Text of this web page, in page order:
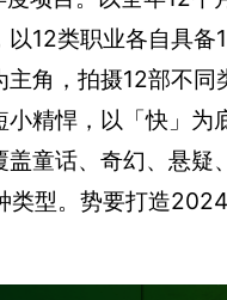
以12类职业各自具备
主角，拍摄12部不同
小精悍，以「快」为
童话、奇幻、悬疑
类型。势要打造